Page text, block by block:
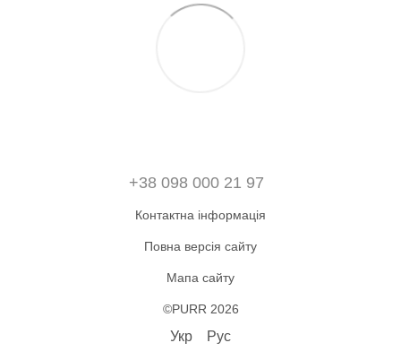
+38 098 000 21 97
Контактна інформація
Повна версія сайту
Мапа сайту
©PURR 2026
Укр Рус